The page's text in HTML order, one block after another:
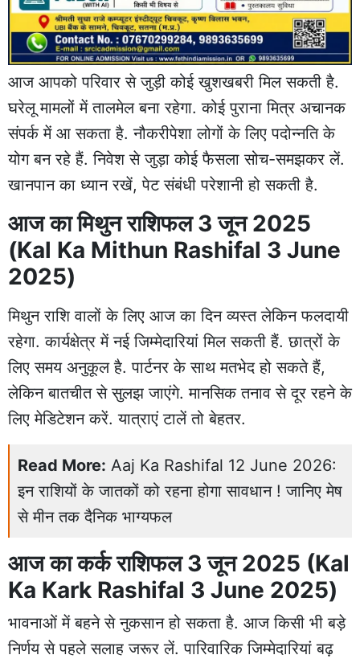
आज आपको परिवार से जुड़ी कोई खुशखबरी मिल सकती है.
घरेलू मामलों में तालमेल बना रहेगा. कोई पुराना मित्र अचानक
संपर्क में आ सकता है. नौकरीपेशा लोगों के लिए पदोन्नति के
योग बन रहे हैं. निवेश से जुड़ा कोई फैसला सोच-समझकर लें.
खानपान का ध्यान रखें, पेट संबंधी परेशानी हो सकती है.
आज का मिथुन राशिफल 3 जून 2025
(Kal Ka Mithun Rashifal 3 June
2025)
मिथुन राशि वालों के लिए आज का दिन व्यस्त लेकिन फलदायी
रहेगा. कार्यक्षेत्र में नई जिम्मेदारियां मिल सकती हैं. छात्रों के
लिए समय अनुकूल है. पार्टनर के साथ मतभेद हो सकते हैं,
लेकिन बातचीत से सुलझ जाएंगे. मानसिक तनाव से दूर रहने के
लिए मेडिटेशन करें. यात्राएं टालें तो बेहतर.
Read More: Aaj Ka Rashifal 12 June 2026:
इन राशियों के जातकों को रहना होगा सावधान ! जानिए मेष
से मीन तक दैनिक भाग्यफल
आज का कर्क राशिफल 3 जून 2025 (Kal
Ka Kark Rashifal 3 June 2025)
भावनाओं में बहने से नुकसान हो सकता है. आज किसी भी बड़े
निर्णय से पहले सलाह जरूर लें. पारिवारिक जिम्मेदारियां बढ़